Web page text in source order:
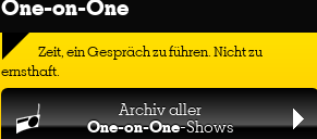
One-on-One
Zeit, ein Gespräch zu führen. Nicht zu
ernsthaft.
Archiv aller
One-on-One-Shows